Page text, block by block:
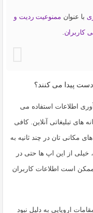
با عنوان ممنوعیت ردیت و
کاربران
پیدا می کنند؟
اطلاعات استفاده می
های تبلیغاتی آنلاین. کافی
مکانی تان در چند ثانیه به
از این اپ ها حتی در
است اطلاعات کاربران
اروپایی به دلیل نبود